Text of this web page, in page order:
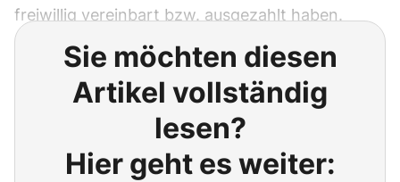
freiwillig vereinbart bzw. ausgezahlt haben.
Sie möchten diesen
Artikel vollständig
lesen?
Hier geht es weiter: